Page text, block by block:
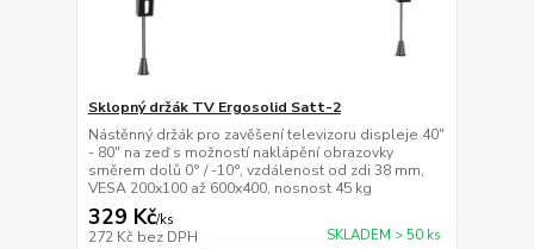
Sklopný držák TV Ergosolid Satt-2
Nástěnný držák pro zavěšení televizoru displeje 40"
- 80" na zeď s možností naklápění obrazovky
směrem dolů 0° / -10°, vzdálenost od zdi 38 mm,
VESA 200x100 až 600x400, nosnost 45 kg
329 Kč/ks
272 Kč bez DPH SKLADEM > 50 ks